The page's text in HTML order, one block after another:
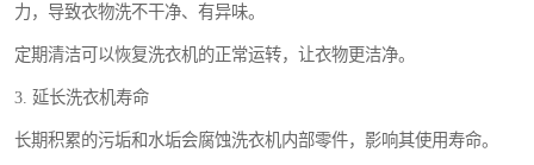
力，导致衣物洗不干净、有异味。
定期清洁可以恢复洗衣机的正常运转，让衣物更洁净。
3. 延长洗衣机寿命
长期积累的污垢和水垢会腐蚀洗衣机内部零件，影响其使用寿命。